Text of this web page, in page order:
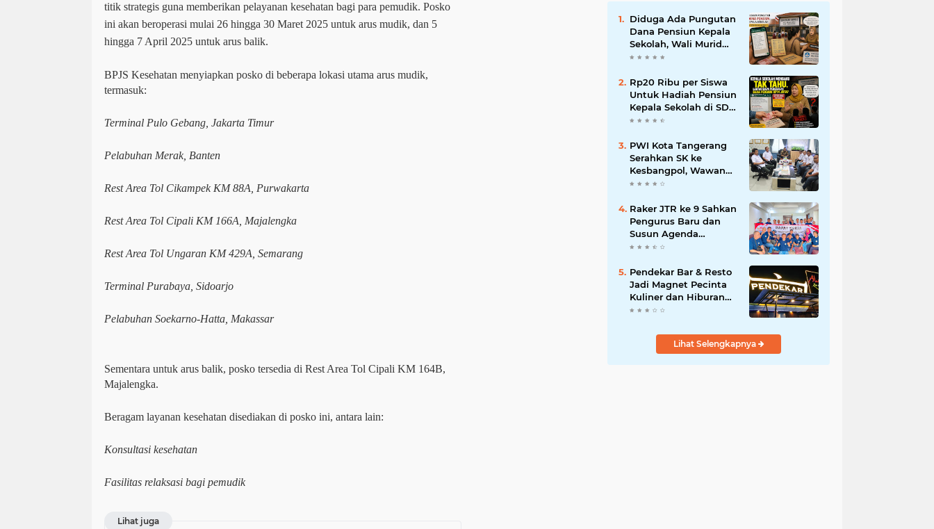
titik strategis guna memberikan pelayanan kesehatan bagi para pemudik. Posko
ini akan beroperasi mulai 26 hingga 30 Maret 2025 untuk arus mudik, dan 5
hingga 7 April 2025 untuk arus balik.
BPJS Kesehatan menyiapkan posko di beberapa lokasi utama arus mudik,
termasuk:
Terminal Pulo Gebang, Jakarta Timur
Pelabuhan Merak, Banten
Rest Area Tol Cikampek KM 88A, Purwakarta
Rest Area Tol Cipali KM 166A, Majalengka
Rest Area Tol Ungaran KM 429A, Semarang
Terminal Purabaya, Sidoarjo
Pelabuhan Soekarno-Hatta, Makassar
Sementara untuk arus balik, posko tersedia di Rest Area Tol Cipali KM 164B,
Majalengka.
Beragam layanan kesehatan disediakan di posko ini, antara lain:
Konsultasi kesehatan
Fasilitas relaksasi bagi pemudik
Lihat juga
Diduga Ada Pungutan
Dana Pensiun Kepala
Sekolah, Wali Murid
SDN Pasar Kemis 2
Pengaduan
Rp20 Ribu per Siswa
Untuk Hadiah Pensiun
Kepala Sekolah di SDN
Pasar Kemis 2,
Tahu?
PWI Kota Tangerang
Serahkan SK ke
Kesbangpol, Wawan
Fauzi: Peran Media
hingga Fatal
Raker JTR ke 9 Sahkan
Pengurus Baru dan
Susun Agenda
Strategis 2026
Pendekar Bar & Resto
Jadi Magnet Pecinta
Kuliner dan Hiburan
Malam di Tangerang
Lihat Selengkapnya